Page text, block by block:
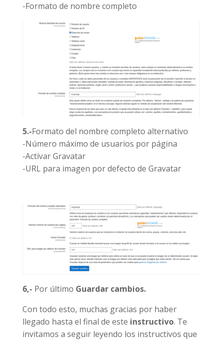
-Formato de nombre completo
5.-Formato del nombre completo alternativo
-Número máximo de usuarios por página
-Activar Gravatar
-URL para imagen por defecto de Gravatar
6,- Por último Guardar cambios.
Con todo esto, muchas gracias por haber
llegado hasta el final de este instructivo. Te
invitamos a seguir leyendo los instructivos que